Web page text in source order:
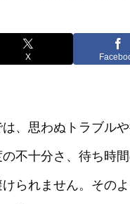
X
、思わぬトラブル
不十分さ、待ち時
けられません。その